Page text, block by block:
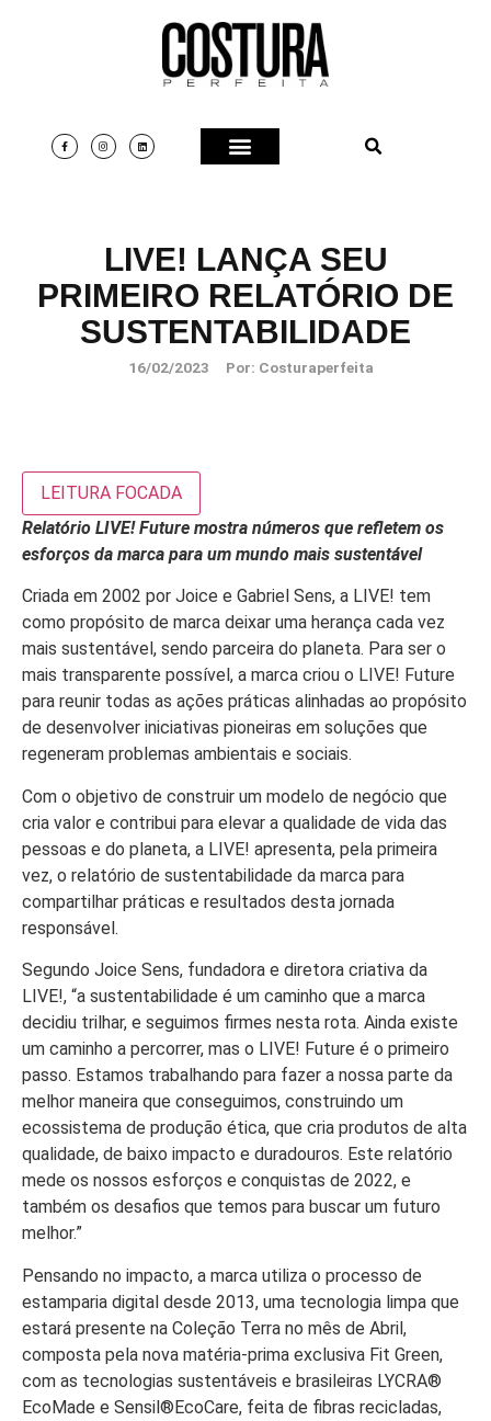
LIVE! LANÇA SEU
PRIMEIRO RELATÓRIO DE
SUSTENTABILIDADE
16/02/2023 Por: Costuraperfeita
LEITURA FOCADA
Relatório LIVE! Future mostra números que refletem os
esforços da marca para um mundo mais sustentável
Criada em 2002 por Joice e Gabriel Sens, a LIVE! tem
como propósito de marca deixar uma herança cada vez
mais sustentável, sendo parceira do planeta. Para ser o
mais transparente possível, a marca criou o LIVE! Future
para reunir todas as ações práticas alinhadas ao propósito
de desenvolver iniciativas pioneiras em soluções que
regeneram problemas ambientais e sociais.
Com o objetivo de construir um modelo de negócio que
cria valor e contribui para elevar a qualidade de vida das
pessoas e do planeta, a LIVE! apresenta, pela primeira
vez, o relatório de sustentabilidade da marca para
compartilhar práticas e resultados desta jornada
responsável.
Segundo Joice Sens, fundadora e diretora criativa da
LIVE!, “a sustentabilidade é um caminho que a marca
decidiu trilhar, e seguimos firmes nesta rota. Ainda existe
um caminho a percorrer, mas o LIVE! Future é o primeiro
passo. Estamos trabalhando para fazer a nossa parte da
melhor maneira que conseguimos, construindo um
ecossistema de produção ética, que cria produtos de alta
qualidade, de baixo impacto e duradouros. Este relatório
mede os nossos esforços e conquistas de 2022, e
também os desafios que temos para buscar um futuro
melhor.”
Pensando no impacto, a marca utiliza o processo de
estamparia digital desde 2013, uma tecnologia limpa que
estará presente na Coleção Terra no mês de Abril,
composta pela nova matéria-prima exclusiva Fit Green,
com as tecnologias sustentáveis e brasileiras LYCRA®
EcoMade e Sensil®EcoCare, feita de fibras recicladas,